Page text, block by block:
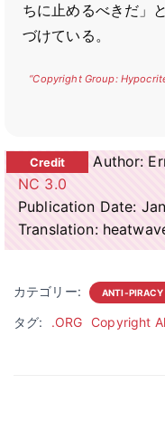
ちに止めるべきだ」
づけている。
“Copyright Group:
Author:
NC 3.0
Publication Date:
Translation:
カテゴリー: ANTI-PIRACY
タグ: .ORG Copyright